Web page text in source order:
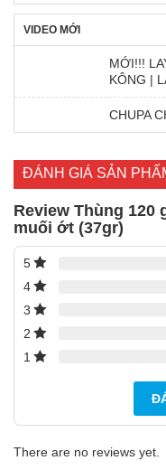
VIDEO MỚI
MỚI!!!
KÔNG |
CHUPA
ĐÁNH GIÁ SẢN
Review Thùng 120
muối ớt (37gr)
5
4
3
2
1
There are no reviews yet.